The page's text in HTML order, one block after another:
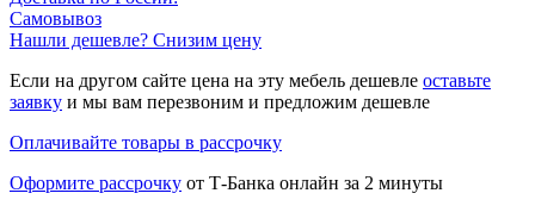
Самовывоз
Нашли дешевле? Снизим цену
Если на другом сайте цена на эту мебель дешевле оставьте
заявку и мы вам перезвоним и предложим дешевле
Оплачивайте товары в рассрочку
Оформите рассрочку от Т-Банка онлайн за 2 минуты